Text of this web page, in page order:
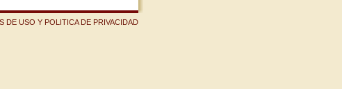
DE USO Y POLITICA DE PRIVACIDAD